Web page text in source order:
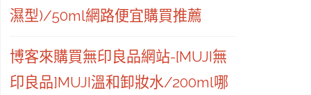
濕型)/50ml網路便宜購買推薦
博客來購買無印良品網站-[MUJI無
印良品]MUJI溫和卸妝水/200ml哪